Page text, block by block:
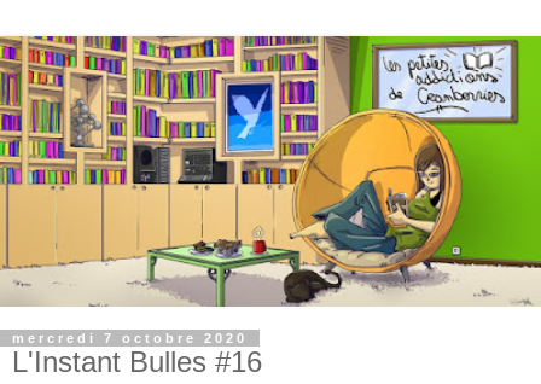
mercredi 7 octobre 2020
L'Instant Bulles #16